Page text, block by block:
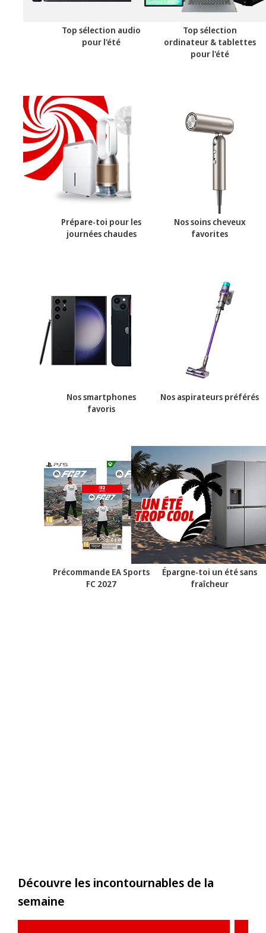
Top sélection audio
pour l'été
Top sélection
ordinateur & tablettes
pour l'été
Prépare-toi pour les
journées chaudes
Nos soins cheveux
favorites
Nos smartphones
favoris
Nos aspirateurs préférés
Précommande EA Sports
FC 2027
Épargne-toi un été sans
fraîcheur
Découvre les incontournables de la
semaine